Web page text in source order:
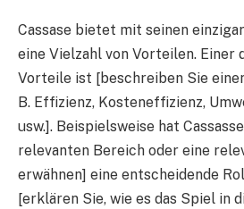
Cassase bietet mit seinen
eine Vielzahl von Vorteilen. Einer
Vorteile ist [beschreiben Sie
B. Effizienz, Kosteneffizienz,
usw.]. Beispielsweise hat
relevanten Bereich oder eine
erwähnen] eine entscheidende
[erklären Sie, wie es das Spiel in